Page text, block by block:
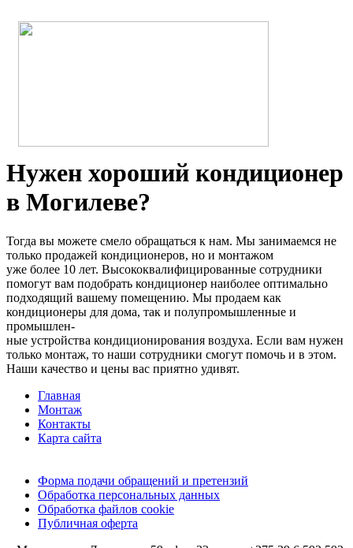
Нужен хороший кондиционер
в Могилеве?
Тогда вы можете смело обращаться к нам. Мы занимаемся не
только продажей кондиционеров, но и монтажом
уже более 10 лет. Высококвалифицированные сотрудники
помогут вам подобрать кондиционер наиболее оптимально
подходящий вашему помещению. Мы продаем как
кондиционеры для дома, так и полупромышленные и
промышлен-
ные устройства кондиционирования воздуха. Если вам нужен
только монтаж, то наши сотрудники смогут помочь и в этом.
Наши качество и цены вас приятно удивят.
Главная
Монтаж
Контакты
Карта сайта
Форма подачи обращений и претензий
Обработка персональных данных
Обработка файлов cookie
Публичная оферта